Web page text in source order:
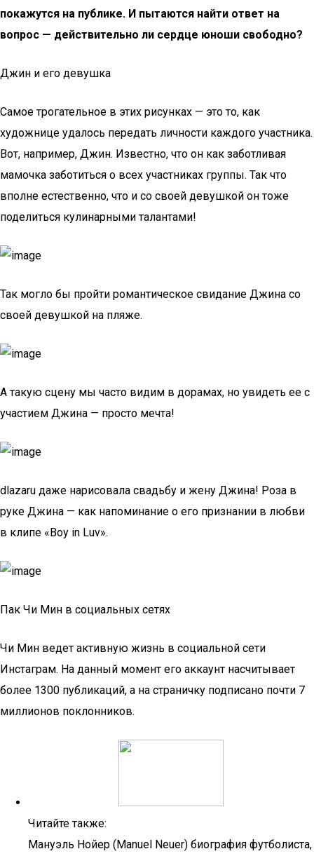
покажутся на публике. И пытаются найти ответ на
вопрос — действительно ли сердце юноши свободно?
Джин и его девушка
Самое трогательное в этих рисунках — это то, как
художнице удалось передать личности каждого участника.
Вот, например, Джин. Известно, что он как заботливая
мамочка заботиться о всех участниках группы. Так что
вполне естественно, что и со своей девушкой он тоже
поделиться кулинарными талантами!
Так могло бы пройти романтическое свидание Джина со
своей девушкой на пляже.
А такую сцену мы часто видим в дорамах, но увидеть ее с
участием Джина — просто мечта!
dlazaru даже нарисовала свадьбу и жену Джина! Роза в
руке Джина — как напоминание о его признании в любви
в клипе «Boy in Luv».
Пак Чи Мин в социальных сетях
Чи Мин ведет активную жизнь в социальной сети
Инстаграм. На данный момент его аккаунт насчитывает
более 1300 публикаций, а на страничку подписано почти 7
миллионов поклонников.
Читайте также:
Мануэль Нойер (Manuel Neuer) биография футболиста,